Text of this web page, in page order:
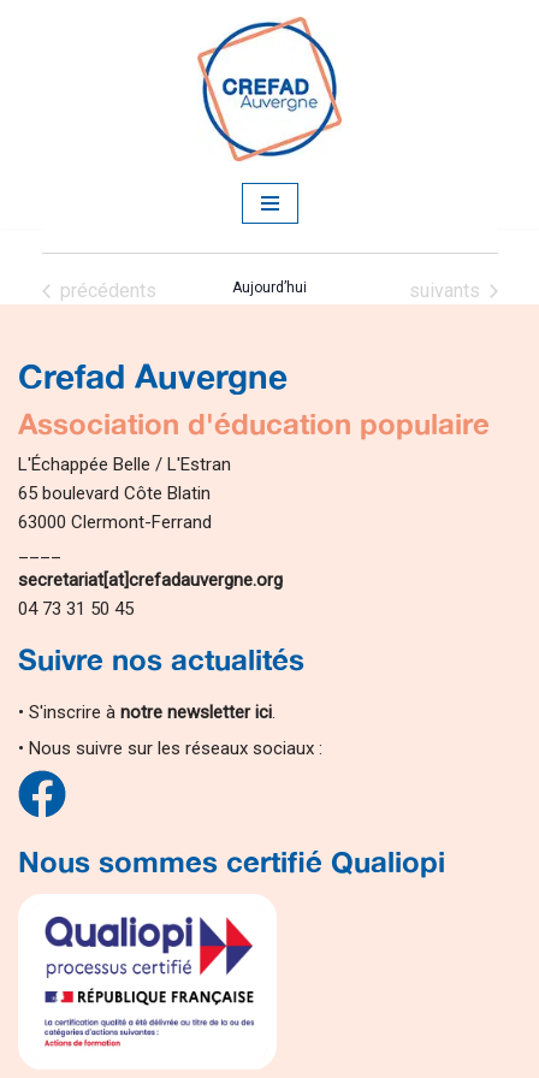
Évènements
précédents Aujourd’hui Évènements
suivants
Crefad Auvergne
Association d'éducation populaire
L'Échappée Belle / L'Estran
65 boulevard Côte Blatin
63000 Clermont-Ferrand
secretariat[at]crefadauvergne.org
04 73 31 50 45
Suivre nos actualités
• S'inscrire à notre newsletter ici.
• Nous suivre sur les réseaux sociaux :
Nous sommes certifié Qualiopi